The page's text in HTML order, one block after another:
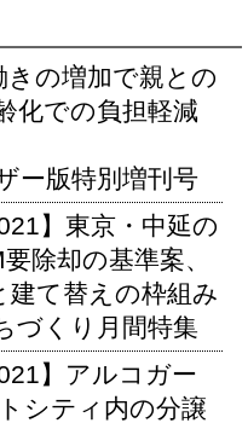
きの増加で親との
化での負担軽減
ー版特別増刊号
】東京・中延の
除却の基準案、
建て替えの枠組み
づくり月間特集
】アルコガー
シティ内の分譲